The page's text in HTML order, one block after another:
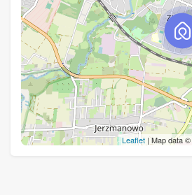
Leaflet | Map data ©